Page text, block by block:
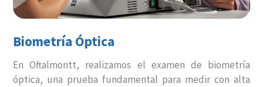
Biometría Óptica
En Oftalmontt, realizamos el examen de biometría
óptica, una prueba fundamental para medir con alta